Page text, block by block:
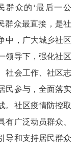
群众的‘最后一公
群众最直接，是社
中，广大城乡社区
领导下，强化社区
社会工作、社区志
民参与，全面落实
。社区疫情防控取
广泛动员群众、
导和支持居民群众